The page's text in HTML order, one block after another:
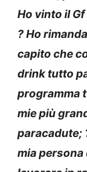
Ho vinto il
? Ho
capito che
drink tutto
programma
mie più
paracadute;
mia persona